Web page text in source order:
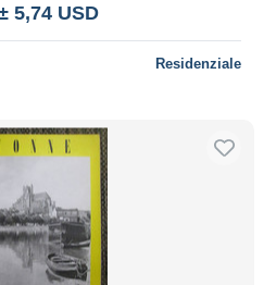
5,74 USD
Residenziale